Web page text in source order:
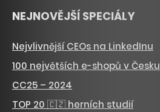
NEJNOVĚJŠÍ SPECIÁLY
Nejvlivnější CEOs na LinkedInu
100 největších e-shopů v Česku
CC25 – 2024
TOP 20 🇨🇿 herních studií